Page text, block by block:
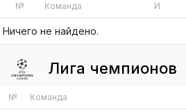
№ Команда И
Ничего не найдено.
Лига чемпионов
№ Команда